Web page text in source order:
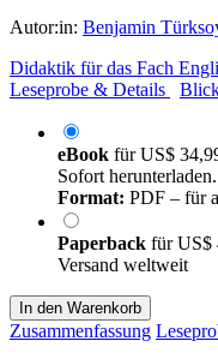
Autor:in: Benjamin
Didaktik für das Fach
Leseprobe & Details
eBook fürUS$
Sofort
Format: PDF – für
Paperback fürUS$
Versand weltweit
In den Warenkorb
Zusammenfassung